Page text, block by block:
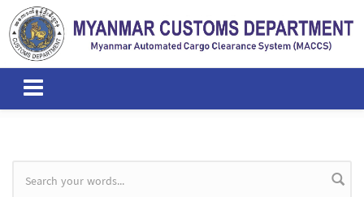
Skip to main content
Search form